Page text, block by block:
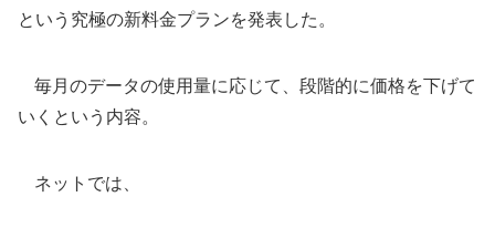
という究極の新料金プランを発表した。
毎月のデータの使用量に応じて、段階的に価格を下げて
いくという内容。
ネットでは、